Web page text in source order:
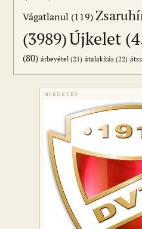
Vágatlanul (119)
(3989)Újkelet
(80) árbevétel (21) átalakítás (22)
HIRDETÉS